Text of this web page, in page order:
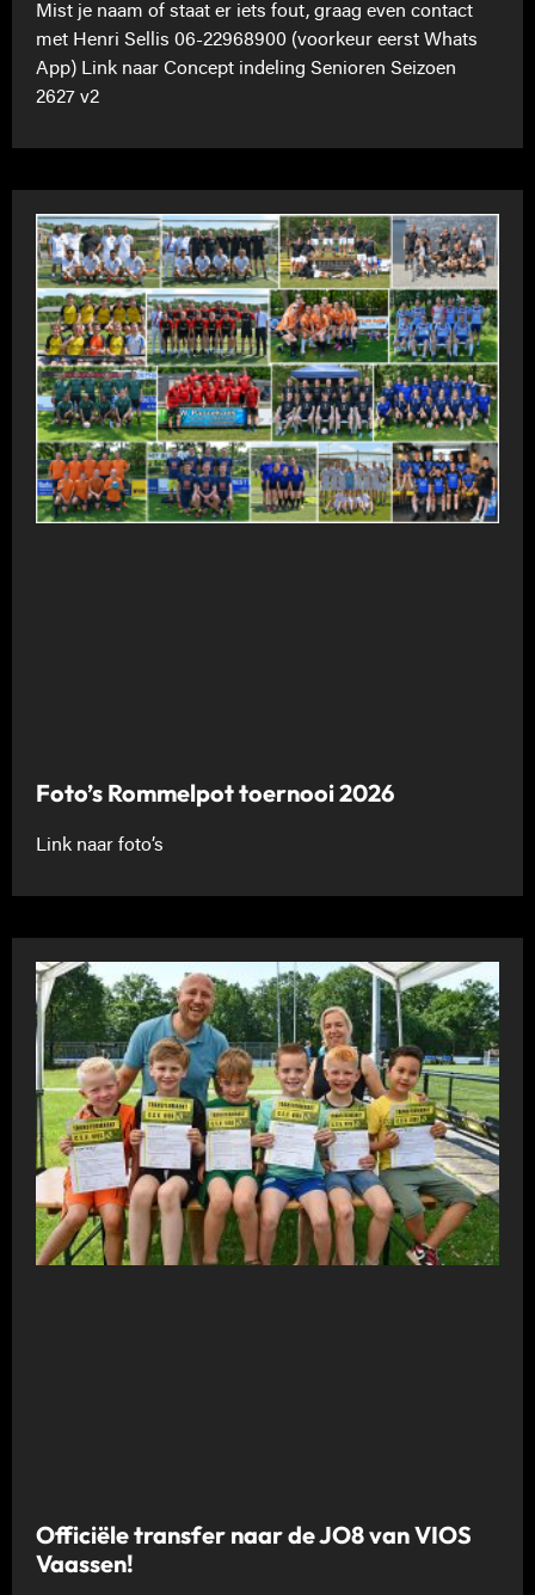
Mist je naam of staat er iets fout, graag even contact
met Henri Sellis 06-22968900 (voorkeur eerst Whats
App) Link naar Concept indeling Senioren Seizoen
2627 v2
Foto’s Rommelpot toernooi 2026
Link naar foto’s
Officiële transfer naar de JO8 van VIOS
Vaassen!